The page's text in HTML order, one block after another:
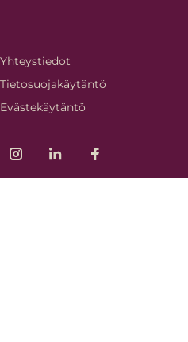
Yhteystiedot
Tietosuojakäytäntö
Evästekäytäntö